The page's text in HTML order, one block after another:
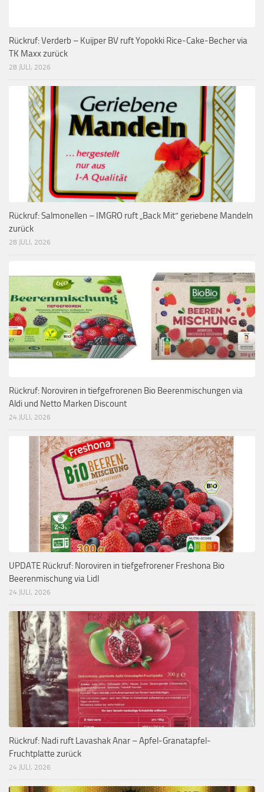
Rückruf: Verderb – Kuijper BV ruft Yopokki Rice-Cake-Becher via
TK Maxx zurück
28 JULI, 2026
Rückruf: Salmonellen – IMGRO ruft „Back Mit“ geriebene Mandeln
zurück
28 JULI, 2026
Rückruf: Noroviren in tiefgefrorenen Bio Beerenmischungen via
Aldi und Netto Marken Discount
24 JULI, 2026
UPDATE Rückruf: Noroviren in tiefgefrorener Freshona Bio
Beerenmischung via Lidl
24 JULI, 2026
Rückruf: Nadi ruft Lavashak Anar – Apfel-Granatapfel-
Fruchtplatte zurück
24 JULI, 2026